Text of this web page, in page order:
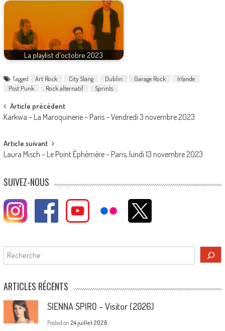
La playlist d'octobre 2023
Tagged Art Rock City Slang Dublin Garage Rock
Irlande
Post Punk
Rock alternatif Sprints
Post
navigation
Article précédent
Karkwa – La Maroquinerie – Paris – Vendredi 3 novembre 2023
Article suivant
Laura Misch – Le Point Éphémère – Paris, lundi 13 novembre 2023
SUIVEZ-NOUS
Rechercher
ARTICLES RÉCENTS
SIENNA SPIRO – Visitor (2026)
Posted on 24 juillet 2026